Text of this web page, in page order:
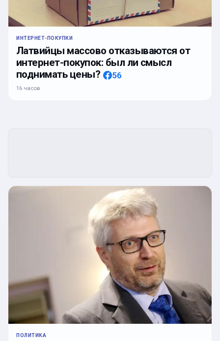
ИНТЕРНЕТ-ПОКУПКИ
Латвийцы массово отказываются от
интернет-покупок: был ли смысл
поднимать цены?
56
16 часов
ПОЛИТИКА